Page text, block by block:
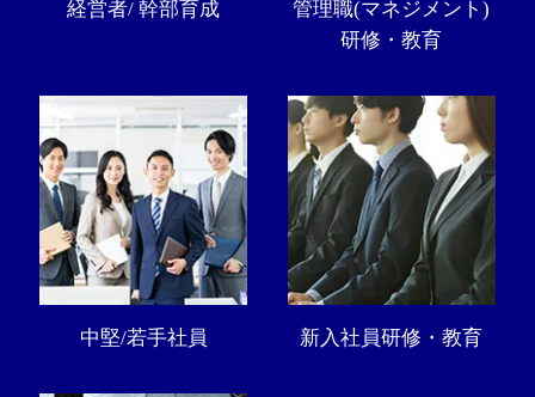
経営者/ 幹部育成
管理職(マネジメント)
研修・教育
中堅/若手社員 新入社員研修・教育